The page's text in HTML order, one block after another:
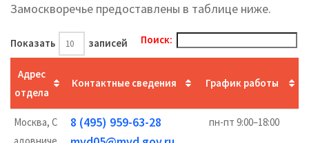
Замоскворечье предоставлены в таблице ниже.
Показать записей Поиск:
Адрес
отдела
Контактные сведения График работы
Москва, С
8 (495) 959-63-28
пн-пт 9:00–18:00